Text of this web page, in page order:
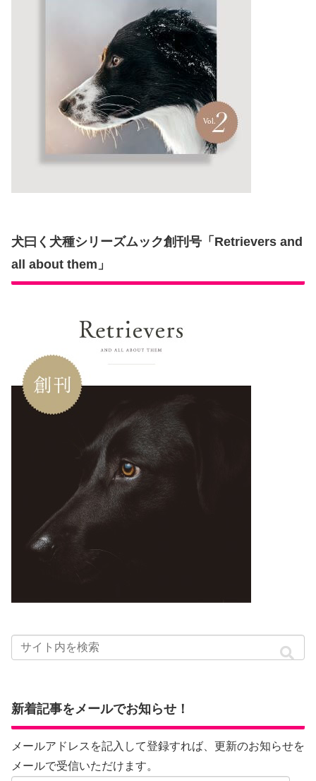
犬曰く犬種シリーズムック創刊号「Retrievers and
all about them」
新着記事をメールでお知らせ！
メールアドレスを記入して登録すれば、更新のお知らせを
メールで受信いただけます。